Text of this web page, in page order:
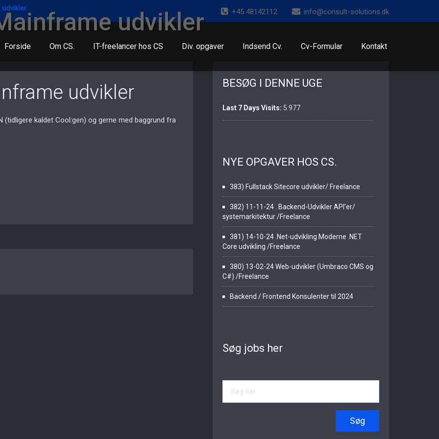
+45 48142112 info@consult-solutions.dk
Forside Om CS. IT-freelancer hos CS Div. opgaver Indsend Cv. Cv-Formular Kontakt
udvikler
udvikler
(tidligere kaldet Cool:gen) og gerne med baggrund fra
BESØG I DENNE UGE
Last 7 Days Visits: 5.977
NYE OPGAVER HOS CS.
383) Fullstack Sitecore udvikler/ Freelance
382) 11-11-24 . Backend-Udvikler API’er/
systemarkitektur /Freelance
381) 14-10-24 .Net-udvikling Moderne .NET
Core udvikling /Freelance
380) 13-02-24 Web-udvikler (Umbraco CMS og
C#) /Freelance
Backend / Frontend Konsulenter til 2024
Søg jobs her